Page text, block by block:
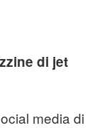
di jet
media di